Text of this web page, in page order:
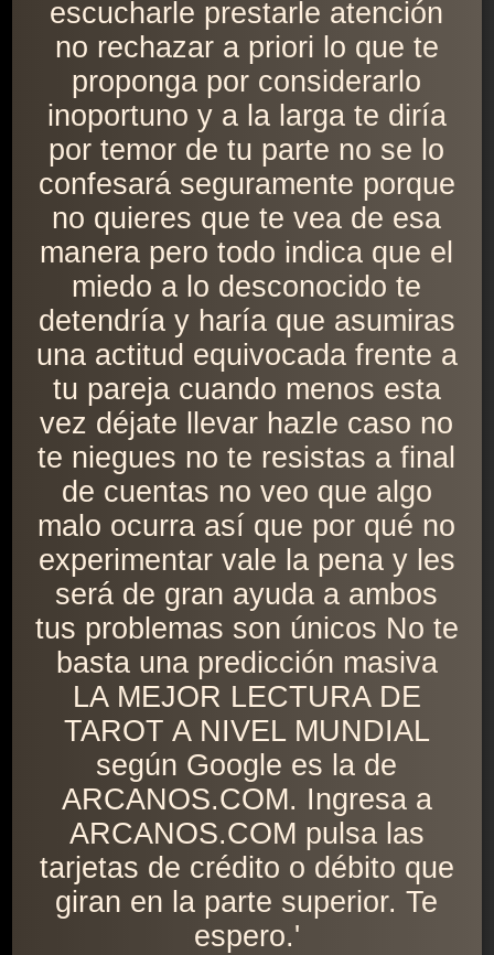
escucharle prestarle atención
no rechazar a priori lo que te
proponga por considerarlo
inoportuno y a la larga te diría
por temor de tu parte no se lo
confesará seguramente porque
no quieres que te vea de esa
manera pero todo indica que el
miedo a lo desconocido te
detendría y haría que asumiras
una actitud equivocada frente a
tu pareja cuando menos esta
vez déjate llevar hazle caso no
te niegues no te resistas a final
de cuentas no veo que algo
malo ocurra así que por qué no
experimentar vale la pena y les
será de gran ayuda a ambos
tus problemas son únicos No te
basta una predicción masiva
LA MEJOR LECTURA DE
TAROT A NIVEL MUNDIAL
según Google es la de
ARCANOS.COM. Ingresa a
ARCANOS.COM pulsa las
tarjetas de crédito o débito que
giran en la parte superior. Te
espero.'